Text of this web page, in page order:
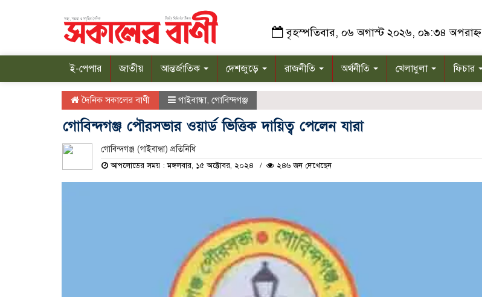
বৃহস্পতিবার, ০৬ অগাস্ট ২০২৬, ০৯:৩৪ অপরাহ্ন
ই-পেপার জাতীয় আন্তর্জাতিক দেশজুড়ে রাজনীতি অর্থনীতি খেলাধুলা ফিচার
দৈনিক সকালের বাণী গাইবান্ধা, গোবিন্দগঞ্জ
গোবিন্দগঞ্জ পৌরসভার ওয়ার্ড ভিত্তিক দায়িত্ব পেলেন যারা
গোবিন্দগঞ্জ (গাইবান্ধা) প্রতিনিধি
আপলোডের সময় : মঙ্গলবার, ১৫ অক্টোবর, ২০২৪ ২৪৬ জন দেখেছেন